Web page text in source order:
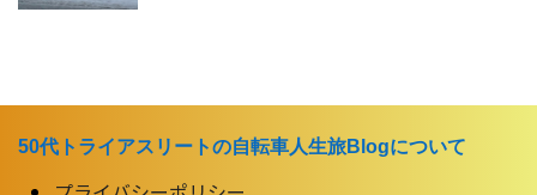
50代トライアスリートの自転車人生旅Blogについて